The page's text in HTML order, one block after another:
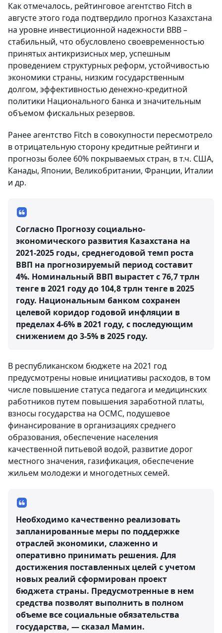
Как отмечалось, рейтинговое агентство Fitch в
августе этого года подтвердило прогноз Казахстана
на уровне инвестиционной надежности ВВВ –
стабильный, что обусловлено своевременностью
принятых антикризисных мер, успешным
проведением структурных реформ, устойчивостью
экономики страны, низким государственным
долгом, эффективностью денежно-кредитной
политики Национального банка и значительным
объемом фискальных резервов.
Ранее агентство Fitch в совокупности пересмотрело
в отрицательную сторону кредитные рейтинги и
прогнозы более 60% покрываемых стран, в т.ч. США,
Канады, Японии, Великобритании, Франции, Италии
и др.
Согласно Прогнозу социально-
экономического развития Казахстана на
2021-2025 годы, среднегодовой темп роста
ВВП на прогнозируемый период составит
4%. Номинальный ВВП вырастет с 76,7 трлн
тенге в 2021 году до 104,8 трлн тенге в 2025
году. Национальным банком сохранен
целевой коридор годовой инфляции в
пределах 4-6% в 2021 году, с последующим
снижением до 3-5% в 2025 году.
В республиканском бюджете на 2021 год
предусмотрены новые инициативы расходов, в том
числе повышение статуса педагога и медицинских
работников путем повышения заработной платы,
взносы государства на ОСМС, подушевое
финансирование в организациях среднего
образования, обеспечение населения
качественной питьевой водой, развитие дорог
местного значения, газификация, обеспечение
жильем молодежи и многодетных семей.
Необходимо качественно реализовать
запланированные меры по поддержке
отраслей экономики, слаженно и
оперативно принимать решения. Для
достижения поставленных целей с учетом
новых реалий сформирован проект
бюджета страны. Предусмотренные в нем
средства позволят выполнить в полном
объеме все социальные обязательства
государства, — сказал Мамин.